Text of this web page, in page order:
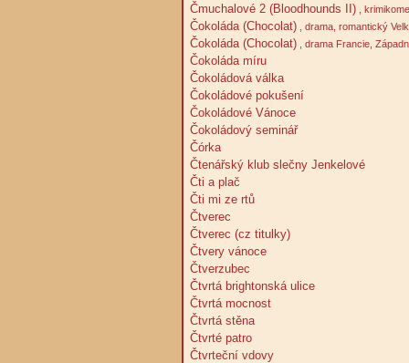
Čmuchalové 2 (Bloodhounds II) ,
Čokoláda (Chocolat) , drama, romantický
Čokoláda (Chocolat) , drama Francie,
Čokoláda míru
Čokoládová válka
Čokoládové pokušení
Čokoládové Vánoce
Čokoládový seminář
Čórka
Čtenářský klub slečny Jenkelové
Čti a plač
Čti mi ze rtů
Čtverec
Čtverec (cz titulky)
Čtvery vánoce
Čtverzubec
Čtvrtá brightonská ulice
Čtvrtá mocnost
Čtvrtá stěna
Čtvrté patro
Čtvrteční vdovy